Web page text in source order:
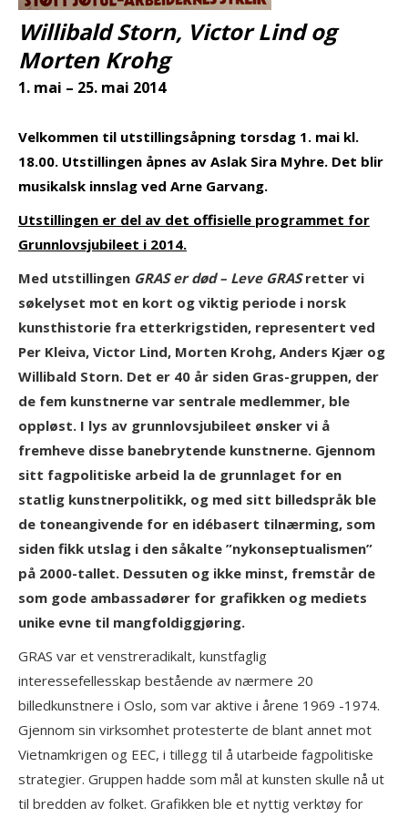
Willibald Storn, Victor Lind og
Morten Krohg
1. mai – 25. mai 2014
Velkommen til utstillingsåpning torsdag 1. mai kl.
18.00. Utstillingen åpnes av Aslak Sira Myhre. Det blir
musikalsk innslag ved Arne Garvang.
Utstillingen er del av det offisielle programmet for
Grunnlovsjubileet i 2014.
Med utstillingen GRAS er død – Leve GRASretter vi
søkelyset mot en kort og viktig periode i norsk
kunsthistorie fra etterkrigstiden, representert ved
Per Kleiva, Victor Lind, Morten Krohg, Anders Kjær og
Willibald Storn. Det er 40 år siden Gras-gruppen, der
de fem kunstnerne var sentrale medlemmer, ble
oppløst. I lys av grunnlovsjubileet ønsker vi å
fremheve disse banebrytende kunstnerne. Gjennom
sitt fagpolitiske arbeid la de grunnlaget for en
statlig kunstnerpolitikk, og med sitt billedspråk ble
de toneangivende for en idébasert tilnærming, som
siden fikk utslag i den såkalte ”nykonseptualismen”
på 2000-tallet. Dessuten og ikke minst, fremstår de
som gode ambassadører for grafikken og mediets
unike evne til mangfoldiggjøring.
GRAS var et venstreradikalt, kunstfaglig
interessefellesskap bestående av nærmere 20
billedkunstnere i Oslo, som var aktive i årene 1969 -1974.
Gjennom sin virksomhet protesterte de blant annet mot
Vietnamkrigen og EEC, i tillegg til å utarbeide fagpolitiske
strategier. Gruppen hadde som mål at kunsten skulle nå ut
til bredden av folket. Grafikken ble et nyttig verktøy for